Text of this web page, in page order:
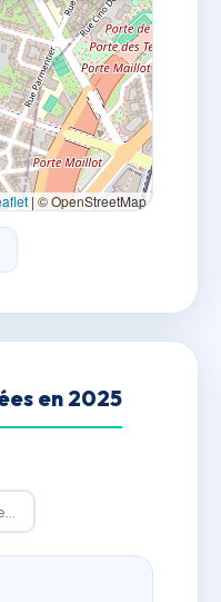
| © OpenStreetMap
en 2025